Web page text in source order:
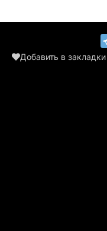
Добавить в закладки